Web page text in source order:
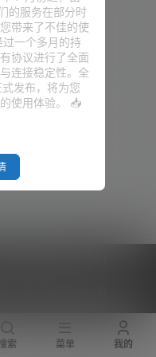
的服务在部分时
带来了不佳的使
一个多月的持
协议进行了全面
连接稳定性。全
发布，将为您
使用体验。 📥
索 菜单 我的